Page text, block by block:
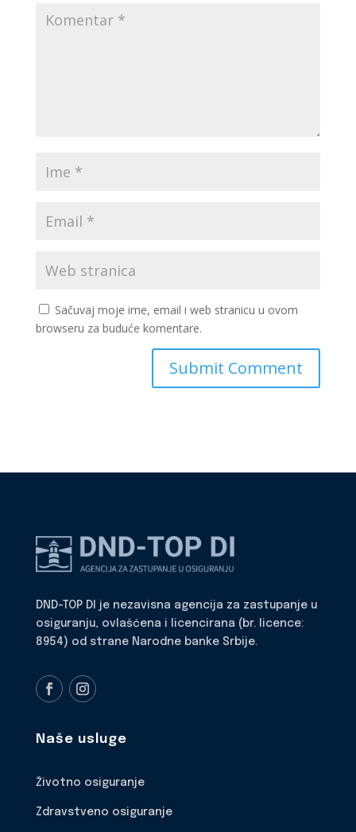
Sačuvaj moje ime, email i web stranicu u ovom
browseru za buduće komentare.
DND-TOP DI je nezavisna agencija za zastupanje u
osiguranju, ovlašćena i licencirana (br. licence:
8954) od strane Narodne banke Srbije.
Naše usluge
Životno osiguranje
Zdravstveno osiguranje